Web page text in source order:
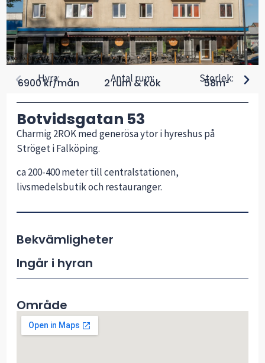
Hyra:
6900 kr/mån Antal rum:
2 rum & kök Storlek:
58m²
Botvidsgatan 53
Charmig 2ROK med generösa ytor i hyreshus på
Ströget i Falköping.
ca 200-400 meter till centralstationen,
livsmedelsbutik och restauranger.
Bekvämligheter
Ingår i hyran
Område